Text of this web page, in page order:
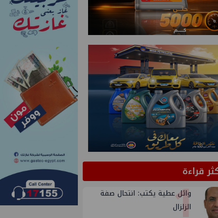
قراءة
وائل عطية يكتب: انتحال صفة
الزلزال